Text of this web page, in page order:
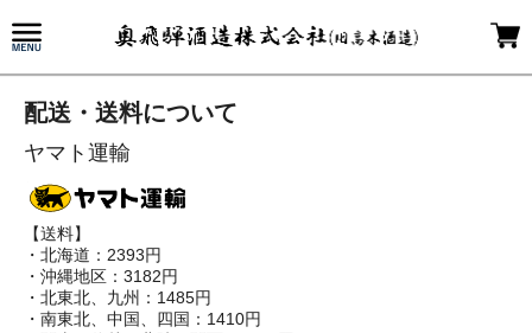
配送・送料について
ヤマト運輸
【送料】
・北海道：2393円
・沖縄地区：3182円
・北東北、九州：1485円
・南東北、中国、四国：1410円